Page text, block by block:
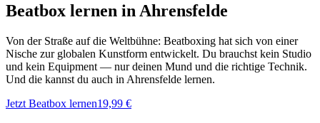
Beatbox lernen in Ahrensfelde
Von der Straße auf die Weltbühne: Beatboxing hat sich von einer
Nische zur globalen Kunstform entwickelt. Du brauchst kein Studio
und kein Equipment — nur deinen Mund und die richtige Technik.
Und die kannst du auch in Ahrensfelde lernen.
Jetzt Beatbox lernen19,99 €